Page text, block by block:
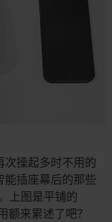
次操起多时不用的
插座幕后的那些
上图是平铺的
来累述了吧？